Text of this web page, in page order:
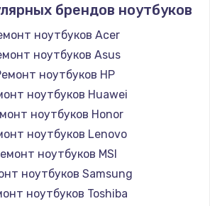
Заказать
клапана
2050 руб.
Заказать
Ремонт дренажа
2400 руб.
Заказать
брендов ноутбуков
ноутбуков Acer
ноутбуков Asus
ноутбуков HP
ноутбуков Huawei
ноутбуков Honor
ноутбуков Lenovo
ноутбуков MSI
ноутбуков Samsung
ноутбуков Toshiba